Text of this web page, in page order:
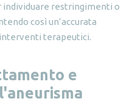
restringimenti o
così un’accurata
terapeutici.
e